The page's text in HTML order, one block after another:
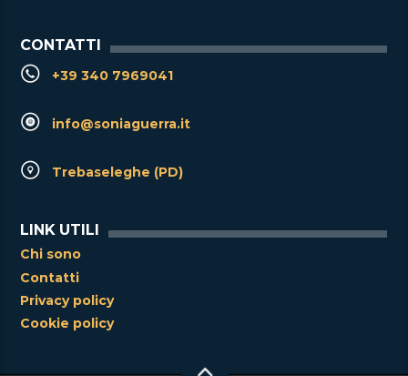
CONTATTI
+39 340 7969041
info@soniaguerra.it
Trebaseleghe (PD)
LINK UTILI
Chi sono
Contatti
Privacy policy
Cookie policy